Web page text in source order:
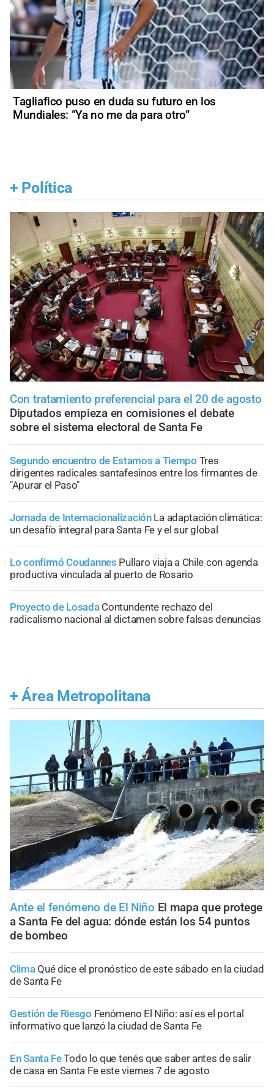
Tagliafico puso en duda su futuro en los
Mundiales: “Ya no me da para otro”
+ Política
Con tratamiento preferencial para el 20 de agosto
Diputados empieza en comisiones el debate
sobre el sistema electoral de Santa Fe
Segundo encuentro de Estamos a Tiempo Tres
dirigentes radicales santafesinos entre los firmantes de
"Apurar el Paso"
Jornada de Internacionalización La adaptación climática:
un desafío integral para Santa Fe y el sur global
Lo confirmó Coudannes Pullaro viaja a Chile con agenda
productiva vinculada al puerto de Rosario
Proyecto de Losada Contundente rechazo del
radicalismo nacional al dictamen sobre falsas denuncias
+ Área Metropolitana
Ante el fenómeno de El Niño El mapa que protege
a Santa Fe del agua: dónde están los 54 puntos
de bombeo
Clima Qué dice el pronóstico de este sábado en la ciudad
de Santa Fe
Gestión de Riesgo Fenómeno El Niño: así es el portal
informativo que lanzó la ciudad de Santa Fe
En Santa FeTodo lo que tenés que saber antes de salir
de casa en Santa Fe este viernes 7 de agosto